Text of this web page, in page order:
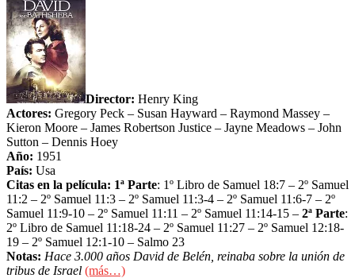
Director: Henry King
Actores: Gregory Peck – Susan Hayward – Raymond Massey –
Kieron Moore – James Robertson Justice – Jayne Meadows – John
Sutton – Dennis Hoey
Año: 1951
País: Usa
Citas en la película: 1ª Parte: 1º Libro de Samuel 18:7 – 2º Samuel
11:2 – 2º Samuel 11:3 – 2º Samuel 11:3-4 – 2º Samuel 11:6-7 – 2º
Samuel 11:9-10 – 2º Samuel 11:11 – 2º Samuel 11:14-15 – 2ª Parte:
2º Libro de Samuel 11:18-24 – 2º Samuel 11:27 – 2º Samuel 12:18-
19 – 2º Samuel 12:1-10 – Salmo 23
Notas: Hace 3.000 años David de Belén, reinaba sobre la unión de
tribus de Israel (más…)